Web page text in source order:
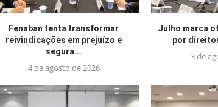
Fenaban tenta transformar
reivindicações em prejuízo e
segura...
4 de agosto de 2026
Julho marca
por
3 de